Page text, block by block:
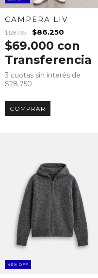
CAMPERA LIV
$128.700 $86.250
$69.000 con
Transferencia
3 cuotas sin interés de
$28.750
COMPRAR
46% OFF